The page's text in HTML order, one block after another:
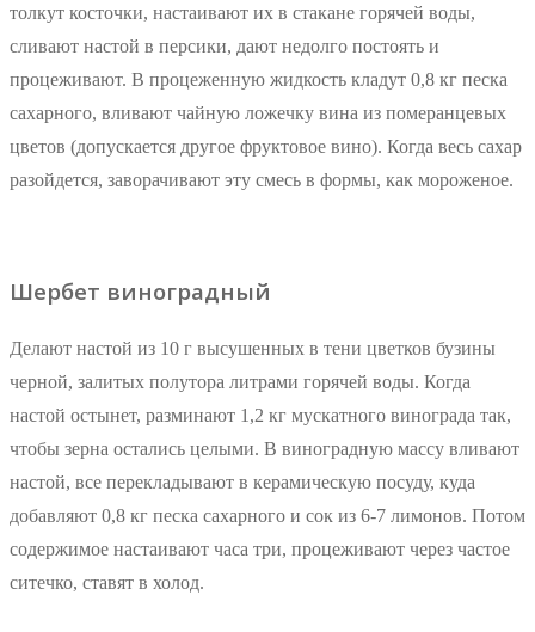
толкут косточки, настаивают их в стакане горячей воды,
сливают настой в персики, дают недолго постоять и
процеживают. В процеженную жидкость кладут 0,8 кг песка
сахарного, вливают чайную ложечку вина из померанцевых
цветов (допускается другое фруктовое вино). Когда весь сахар
разойдется, заворачивают эту смесь в формы, как мороженое.
Шербет виноградный
Делают настой из 10 г высушенных в тени цветков бузины
черной, залитых полутора литрами горячей воды. Когда
настой остынет, разминают 1,2 кг мускатного винограда так,
чтобы зерна остались целыми. В виноградную массу вливают
настой, все перекладывают в керамическую посуду, куда
добавляют 0,8 кг песка сахарного и сок из 6-7 лимонов. Потом
содержимое настаивают часа три, процеживают через частое
ситечко, ставят в холод.